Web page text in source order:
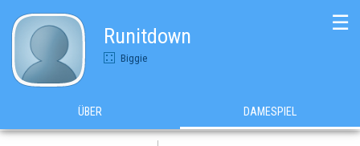
Runitdown
Biggie
☰
ÜBER DAMESPIEL